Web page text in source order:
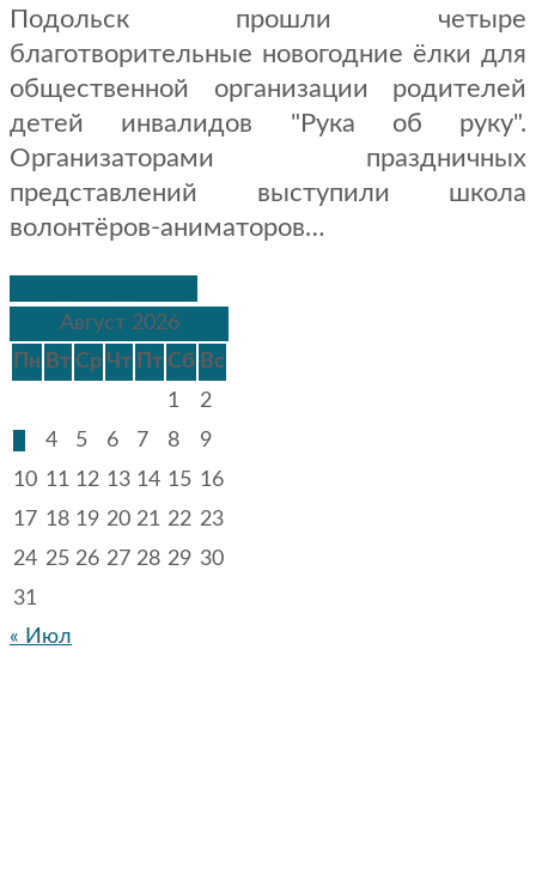
Подольск прошли четыре
благотворительные новогодние ёлки для
общественной организации родителей
детей инвалидов "Рука об руку".
Организаторами праздничных
представлений выступили школа
волонтёров-аниматоров…
Август 2026
Пн Вт Ср Чт Пт Сб Вс
1
2
4 5 6 7 8
9
10 11 12 13 14 15 16
17 18 19 20 21 22 23
24 25 26 27 28 29 30
31
« Июл